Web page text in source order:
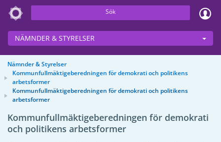
Sök
NÄMNDER & STYRELSER
Nämnder & Styrelser
Kommunfullmäktigeberedningen för demokrati och politikens
arbetsformer
Kommunfullmäktigeberedningen för demokrati och politikens
arbetsformer
Kommunfullmäktigeberedningen för demokrati
och politikens arbetsformer